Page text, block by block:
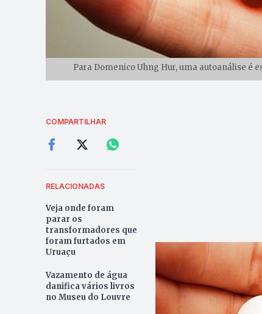
Para Domenico Uhng Hur, uma autoanálise é
COMPARTILHAR
RELACIONADAS
Veja onde foram
parar os
transformadores que
foram furtados em
Uruaçu
Vazamento de água
danifica vários livros
no Museu do Louvre